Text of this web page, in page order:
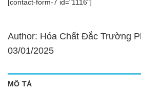
[contact-form-7 id="1116"]
Author: Hóa Chất Đắc Trường
03/01/2025
MÔ TẢ